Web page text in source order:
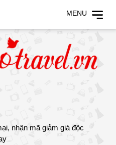
MENU
nhận mã giảm giá độc